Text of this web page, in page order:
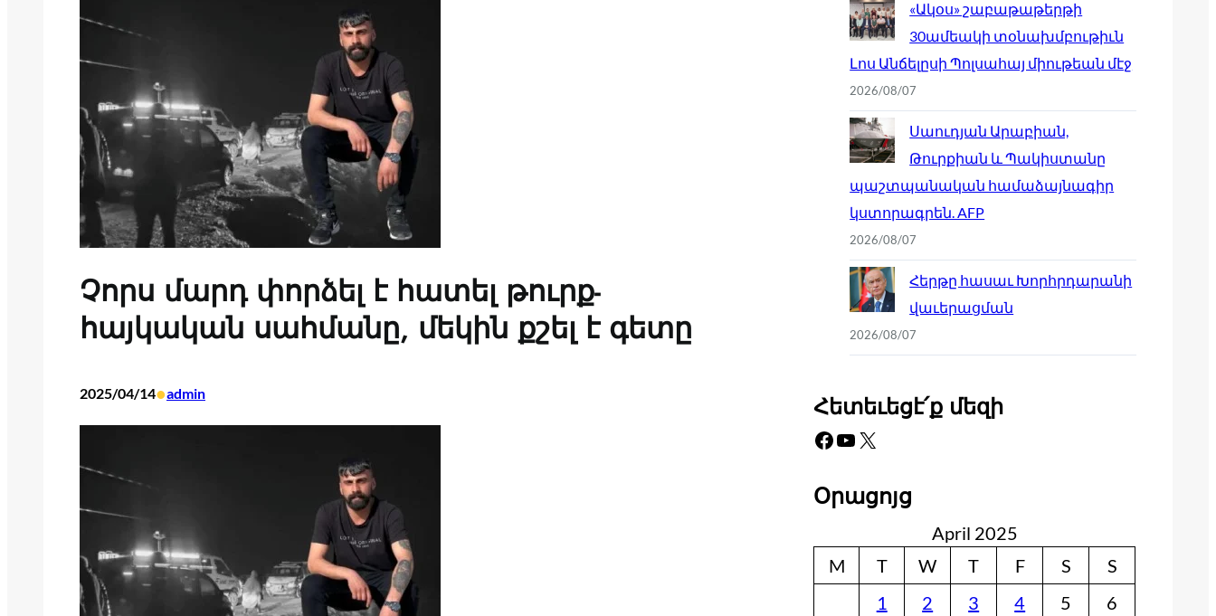
Չորս մարդ փորձել է հատել թուրք-
հայկական սահմանը, մեկին քշել է գետը
2025/04/14•admin
«Ակօս» շաբաթաթերթի
30ամեակի տօնախմբութիւն
Լոս Անճելըսի Պոլսահայ միութեան մէջ
2026/08/07
Սաուդյան Արաբիան,
Թուրքիան և Պակիստանը
պաշտպանական համաձայնագիր
կստորագրեն. AFP
2026/08/07
Հերթը հասաւ Խորհրդարանի
վաւերացման
2026/08/07
Հետեւեցէ՛ք մեզի
Facebook YouTube X
Օրացոյց
April 2025
M
T W T F S
S
1
2 3 4 5
6